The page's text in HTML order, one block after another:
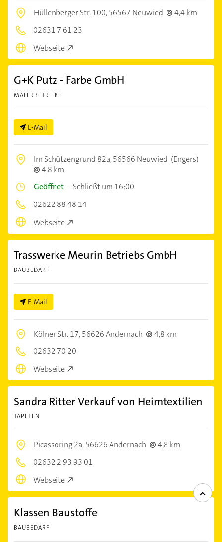
Hüllenberger Str. 100,56567 Neuwied
4,4 km
02631 7 61 23
Webseite
G+K Putz - Farbe GmbH
MALERBETRIEBE
E-Mail
Im Schützengrund 82a,56566 Neuwied (Engers)
4,8 km
Geöffnet –Schließt um 16:00
02622 88 48 14
Webseite
Trasswerke Meurin Betriebs GmbH
BAUBEDARF
E-Mail
Kölner Str. 17,56626 Andernach
4,8 km
02632 70 20
Webseite
Sandra Ritter Verkauf von Heimtextilien
TAPETEN
Picassoring 2a,56626 Andernach
4,8 km
02632 2 93 93 01
Webseite
Klassen Baustoffe
BAUBEDARF